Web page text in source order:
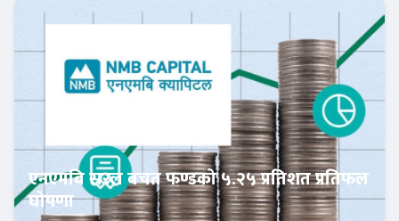
एनएमबि सरल बचत फण्डको ५.२५ प्रतिशत प्रतिफल
घोषणा